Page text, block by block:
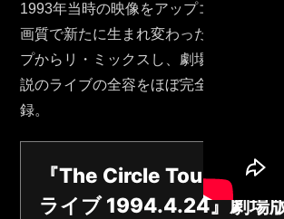
1993年当時の映像をアップコンバートし
画質で新たに生まれ変わった映像と、音
プからリ・ミックスし、劇場版マスタリ
説のライブの全容をほぼ完全な形でBlu-
録。
『The Circle Tour Final
ライブ 1994.4.24』劇場